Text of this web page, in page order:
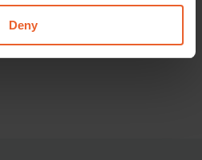
Deny
en een ziekenhuis